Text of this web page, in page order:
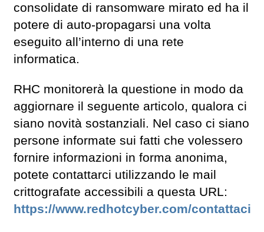
consolidate di ransomware mirato ed ha il
potere di auto-propagarsi una volta
eseguito all’interno di una rete
informatica.
RHC monitorerà la questione in modo da
aggiornare il seguente articolo, qualora ci
siano novità sostanziali. Nel caso ci siano
persone informate sui fatti che volessero
fornire informazioni in forma anonima,
potete contattarci utilizzando le mail
crittografate accessibili a questa URL:
https://www.redhotcyber.com/contattaci